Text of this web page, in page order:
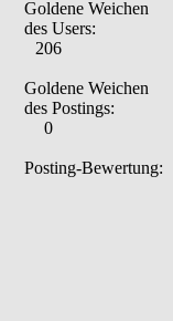
Goldene Weichen
des Users:
206
Goldene Weichen
des Postings:
0
Posting-Bewertung: